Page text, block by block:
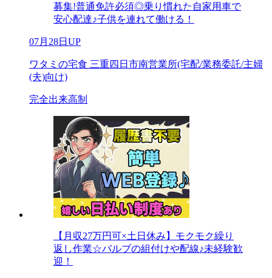
募集!普通免許必須◎乗り慣れた自家用車で
安心配達♪子供を連れて働ける！
07月28日UP
ワタミの宅食 三重四日市南営業所(宅配/業務委託/主婦
(夫)向け)
完全出来高制
【月収27万円可×土日休み】モクモク繰り
返し作業☆バルブの組付けや配線♪未経験歓
迎！